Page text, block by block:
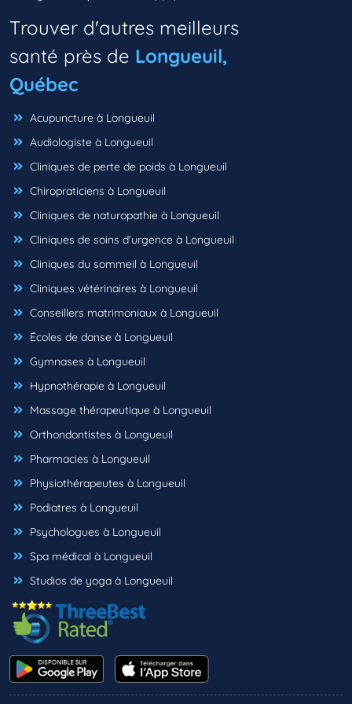
Trouver d'autres meilleurs
santé près de Longueuil,
Québec
Acupuncture à Longueuil
Audiologiste à Longueuil
Cliniques de perte de poids à Longueuil
Chiropraticiens à Longueuil
Cliniques de naturopathie à Longueuil
Cliniques de soins d'urgence à Longueuil
Cliniques du sommeil à Longueuil
Cliniques vétérinaires à Longueuil
Conseillers matrimoniaux à Longueuil
Écoles de danse à Longueuil
Gymnases à Longueuil
Hypnothérapie à Longueuil
Massage thérapeutique à Longueuil
Orthondontistes à Longueuil
Pharmacies à Longueuil
Physiothérapeutes à Longueuil
Podiatres à Longueuil
Psychologues à Longueuil
Spa médical à Longueuil
Studios de yoga à Longueuil